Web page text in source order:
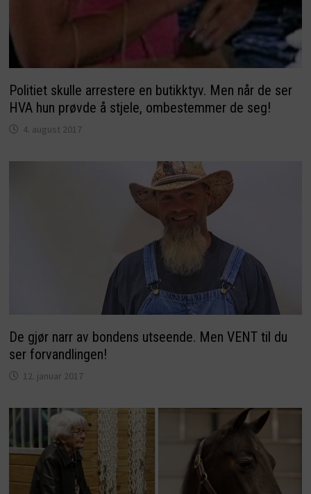
Politiet skulle arrestere en butikktyv. Men når de ser
HVA hun prøvde å stjele, ombestemmer de seg!
4. august 2017
De gjør narr av bondens utseende. Men VENT til du
ser forvandlingen!
12. januar 2017